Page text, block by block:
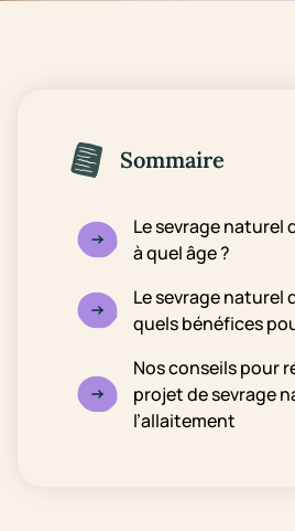
Sommaire
Le sevrage naturel
à quel âge ?
Le sevrage naturel
quels bénéfices
Nos conseils pour
projet de sevrage
l’allaitement